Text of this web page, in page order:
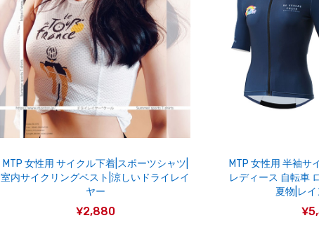
MTP 女性用 サイクル下着|スポーツシャツ|
室内サイクリングベスト|涼しいドライレイ
ヤー
¥2,880
MTP 女性用 半袖サ
レディース 自転車
夏物|レ